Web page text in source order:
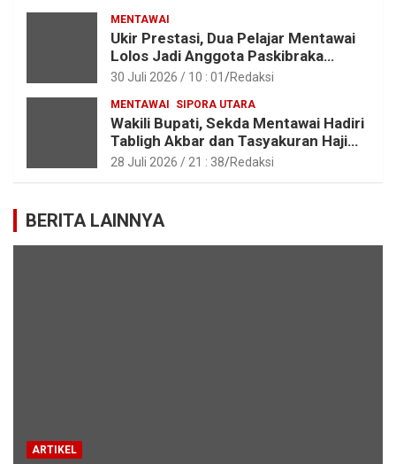
MENTAWAI
Ukir Prestasi, Dua Pelajar Mentawai
Lolos Jadi Anggota Paskibraka
Provinsi Sumbar
30 Juli 2026 / 10 : 01 Redaksi
MENTAWAI SIPORA UTARA
Wakili Bupati, Sekda Mentawai Hadiri
Tabligh Akbar dan Tasyakuran Haji
2026 di Kota Padang
28 Juli 2026 / 21 : 38 Redaksi
BERITA LAINNYA
ARTIKEL